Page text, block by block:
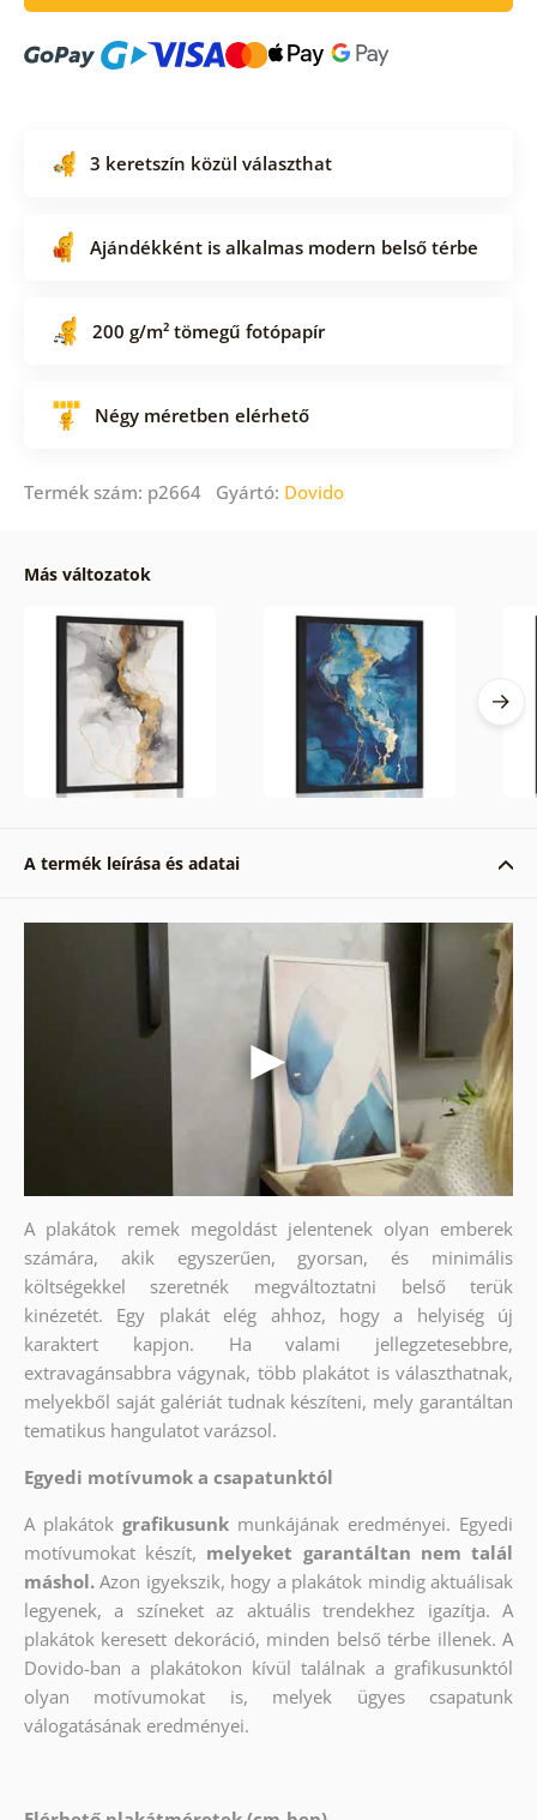
3 keretszín közül választhat
Ajándékként is alkalmas modern belső térbe
200 g/m² tömegű fotópapír
Négy méretben elérhető
Termék szám: p2664 Gyártó: Dovido
Más változatok
A termék leírása és adatai
A plakátok remek megoldást jelentenek olyan emberek
számára, akik egyszerűen, gyorsan, és minimális
költségekkel szeretnék megváltoztatni belső terük
kinézetét. Egy plakát elég ahhoz, hogy a helyiség új
karaktert kapjon. Ha valami jellegzetesebbre,
extravagánsabbra vágynak, több plakátot is választhatnak,
melyekből saját galériát tudnak készíteni, mely garantáltan
tematikus hangulatot varázsol.
Egyedi motívumok a csapatunktól
A plakátok grafikusunk munkájának eredményei. Egyedi
motívumokat készít, melyeket garantáltan nem talál
máshol. Azon igyekszik, hogy a plakátok mindig aktuálisak
legyenek, a színeket az aktuális trendekhez igazítja. A
plakátok keresett dekoráció, minden belső térbe illenek. A
Dovido-ban a plakátokon kívül találnak a grafikusunktól
olyan motívumokat is, melyek ügyes csapatunk
válogatásának eredményei.